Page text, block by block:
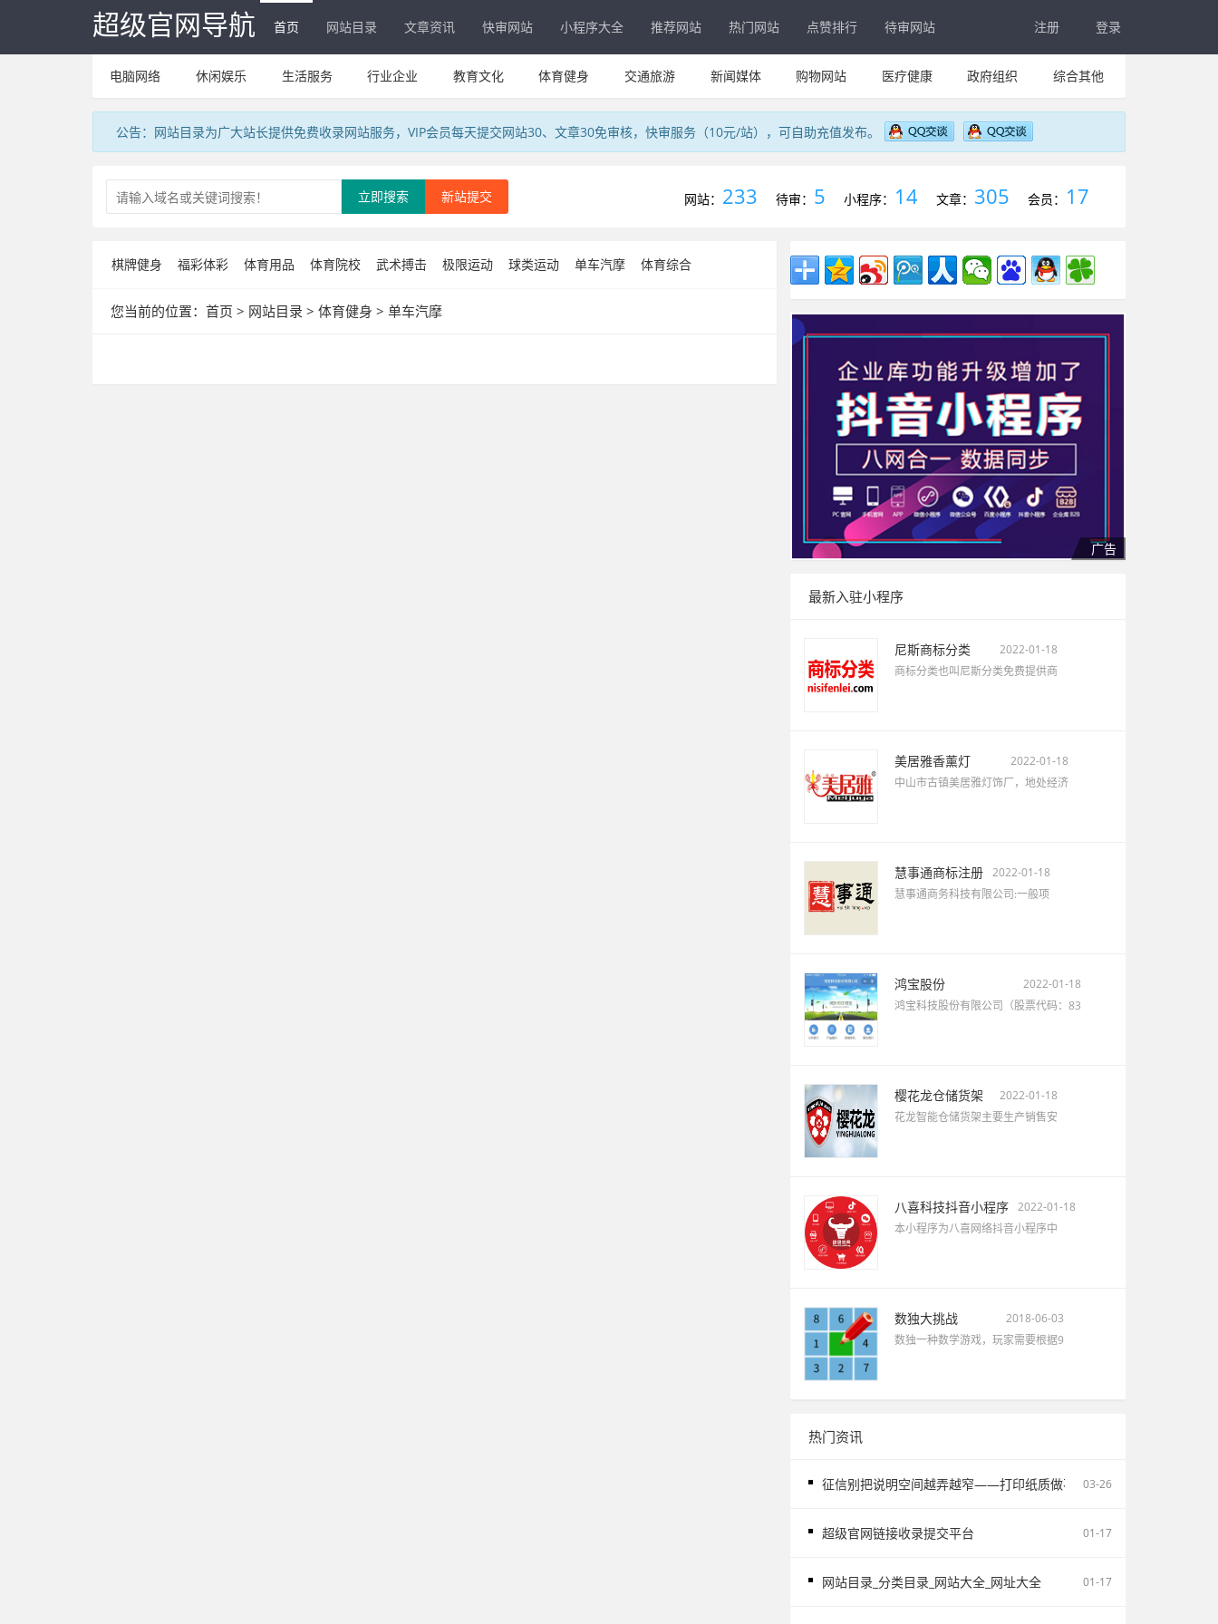
超级官网导航 首页 网站目录 文章资讯 快审网站 小程序大全 推荐网站 热门网站 点赞排行 待审网站 注册 登录
电脑网络 休闲娱乐 生活服务 行业企业 教育文化 体育健身 交通旅游 新闻媒体 购物网站 医疗健康 政府组织 综合其他
公告：网站目录为广大站长提供免费收录网站服务，VIP会员每天提交网站30、文章30免审核，快审服务（10元/站），可自助充值发布。
新站提交
立即搜索 网站： 233 待审： 5 小程序： 14 文章： 305 会员： 17
棋牌健身 福彩体彩 体育用品 体育院校 武术搏击 极限运动 球类运动 单车汽摩 体育综合
您当前的位置： 首页 > 网站目录 > 体育健身 > 单车汽摩
最新入驻小程序
尼斯商标分类
2022-01-18
商标分类也叫尼斯分类免费提供商
美居雅香薰灯
2022-01-18
中山市古镇美居雅灯饰厂，地处经济
慧事通商标注册 2022-01-18
慧事通商务科技有限公司:一般项
鸿宝股份
2022-01-18
鸿宝科技股份有限公司（股票代码：83
樱花龙仓储货架
2022-01-18
花龙智能仓储货架主要生产销售安
八喜科技抖音小程序 2022-01-18
本小程序为八喜网络抖音小程序中
数独大挑战
2018-06-03
数独一种数学游戏，玩家需要根据9
热门资讯
征信别把说明空间越弄越窄——打印纸质做不了报告无痕PS修改和如
03-26
超级官网链接收录提交平台 01-17
网站目录_分类目录_网站大全_网址大全 01-17